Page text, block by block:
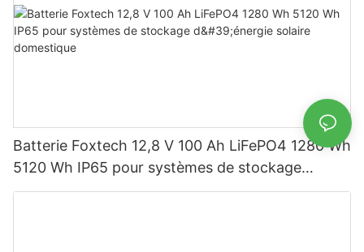
Batterie Foxtech 12,8 V 100 Ah LiFePO4 1280 Wh
5120 Wh IP65 pour systèmes de stockage
d'énergie solaire domestique